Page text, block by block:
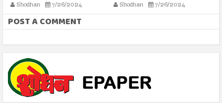
Shodhan 7/26/2024 Shodhan 7/26/2024
POST A COMMENT